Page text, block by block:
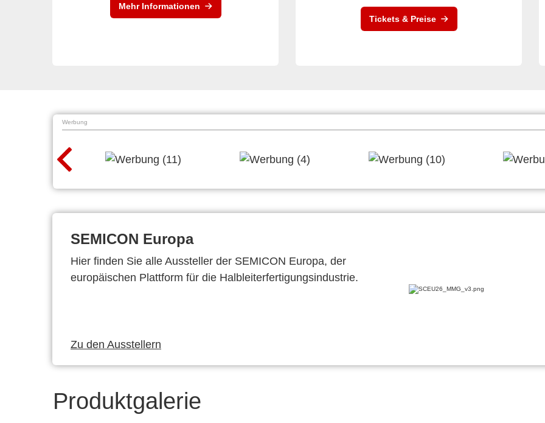
Mehr Informationen
Tickets & Preise
Werbung
SEMICON Europa
Hier finden Sie alle Aussteller der SEMICON Europa, der
europäischen Plattform für die Halbleiterfertigungsindustrie.
Zu den Ausstellern
Produktgalerie